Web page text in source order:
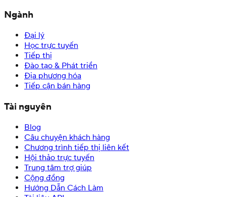
Ngành
Đại lý
Học trực tuyến
Tiếp thị
Đào tạo & Phát triển
Địa phương hóa
Tiếp cận bán hàng
Tài nguyên
Blog
Câu chuyện khách hàng
Chương trình tiếp thị liên kết
Hội thảo trực tuyến
Trung tâm trợ giúp
Cộng đồng
Hướng Dẫn Cách Làm